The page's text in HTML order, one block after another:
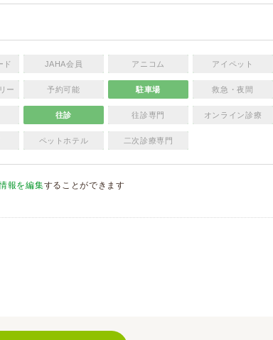
ド JAHA会員 アニコム アイペット
ー 予約可能 駐車場 救急・夜間
往診 往診専門 オンライン診療
ペットホテル 二次診療専門
報を編集することができます